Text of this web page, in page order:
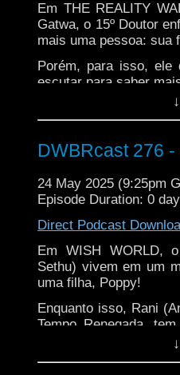
Em THE REALITY
Gatwa, o 15º Doutor
mais uma pessoa: sua
Porém, para isso,
escutar para saber
Anita pra
nem tão bem-vinda:
DWBRcast 276
24 May 2025 (9:25pm
Episode Duration: 0
Direct Podcast
Em WISH WORLD,
Sethu) vivem em um
uma filha, Poppy!
Enquanto isso, Rani
Tempo Renegada,
Doutor para trazer de
Doutor Quem, UNIT